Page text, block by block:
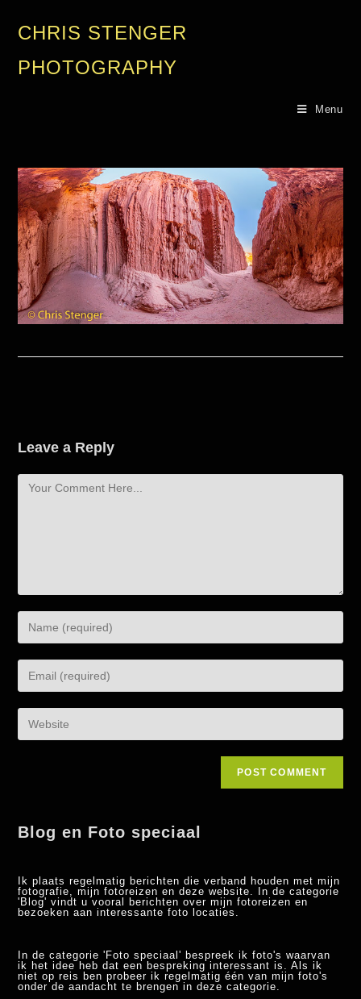
CHRIS STENGER
PHOTOGRAPHY
Menu
Leave a Reply
Blog en Foto speciaal
Ik plaats regelmatig berichten die verband houden met mijn
fotografie, mijn fotoreizen en deze website. In de categorie
'Blog' vindt u vooral berichten over mijn fotoreizen en
bezoeken aan interessante foto locaties.
In de categorie 'Foto speciaal' bespreek ik foto's waarvan
ik het idee heb dat een bespreking interessant is. Als ik
niet op reis ben probeer ik regelmatig één van mijn foto's
onder de aandacht te brengen in deze categorie.